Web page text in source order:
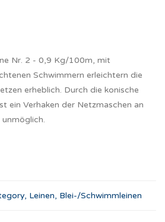
Nr. 2 - 0,9 Kg/100m, mit
Schwimmern erleichtern die
erheblich. Durch die konische
ein Verhaken der Netzmaschen an
, Leinen, Blei-/Schwimmleinen